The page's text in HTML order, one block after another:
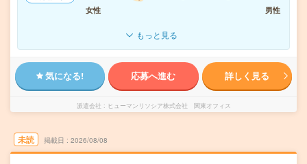
女性
男性
もっと見る
気になる! 応募へ進む 詳しく見る
派遣会社 ヒューマンリソシア株式会社 関東オフィス
未読 掲載日 2026/08/08